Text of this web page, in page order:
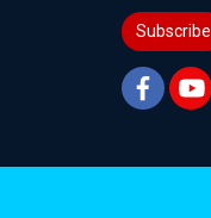
Subscribe